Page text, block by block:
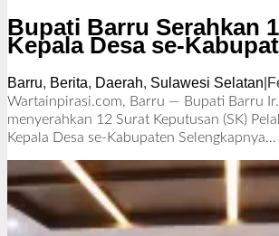
Bupati Barru Serahkan
Kepala Desa se-
Barru, Berita, Daerah, Sulawesi Selatan
Wartainpirasi.com, Barru — Bupati Barru
menyerahkan 12 Surat Keputusan (SK)
Kepala Desa se-Kabupaten Selengkapnya…